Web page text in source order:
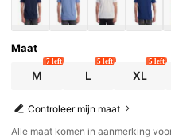
Maat
M
7 left
L
5 left
XL
5 left
Controleer mijn maat
Alle maat komen in aanmerking